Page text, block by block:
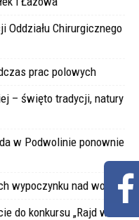
Oddziału Chirurgicznego
prac polowych
– święto tradycji, natury
w Podwolinie ponownie
wypoczynku nad wodą
do konkursu „Rajd w